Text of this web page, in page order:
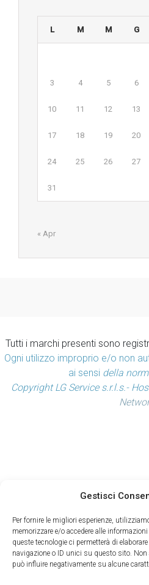
Gestisci
Per fornire le migliori esperienze,
memorizzare e/o accedere alle
queste tecnologie ci permetterà di
navigazione o ID unici su questo sito.
può influire negativamente su alcune
L M M G
3 4 5 6
10 11 12 13
17 18 19 20
24 25 26 27
31
« Apr
Tutti i marchi presenti sono
Ogni utilizzo improprio e/o non
ai sensidella
Copyright LG Service s.r.l.s.-